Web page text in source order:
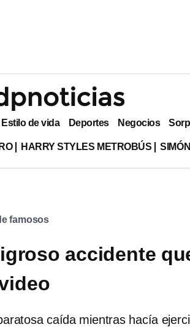
Estilo de vida Deportes Negocios
HARRY STYLES METROBÚS
famosos
accidente
caída mientras hacía